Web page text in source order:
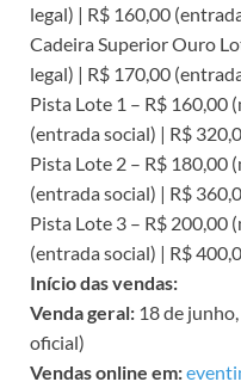
legal) | R$ 160,00
Cadeira Superior Ouro
legal) | R$ 170,00
Pista Lote 1 – R$ 160,00
(entrada social) | R$
Pista Lote 2 – R$ 180,00
(entrada social) | R$
Pista Lote 3 – R$ 200,00
(entrada social) | R$
Início das vendas:
Venda geral: 18 de
oficial)
Vendas online em: